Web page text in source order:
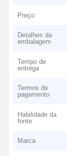
Preço
Detalhes da
embalagem
Tempo de
entrega
Termos de
pagamento
Habilidade da
fonte
Marca